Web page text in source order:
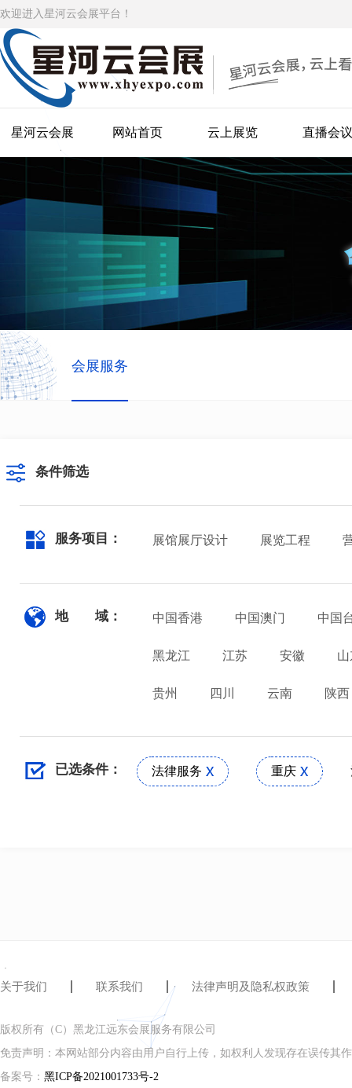
欢迎进入星河云会展平台！
星河云会展 网站首页 云上展览 直播会议
会展服务
条件筛选
服务项目： 展馆展厅设计 展览工程
地 域： 中国香港 中国澳门 中国
黑龙江 江苏 安徽
贵州 四川 云南 陕西
已选条件： 法律服务 重庆
关于我们 联系我们 法律声明及隐私权政策
版权所有（C）黑龙江远东会展服务有限公司
免责声明：本网站部分内容由用户自行上传，如权利人发现存在误传其
备案号： 黑ICP备2021001733号-2